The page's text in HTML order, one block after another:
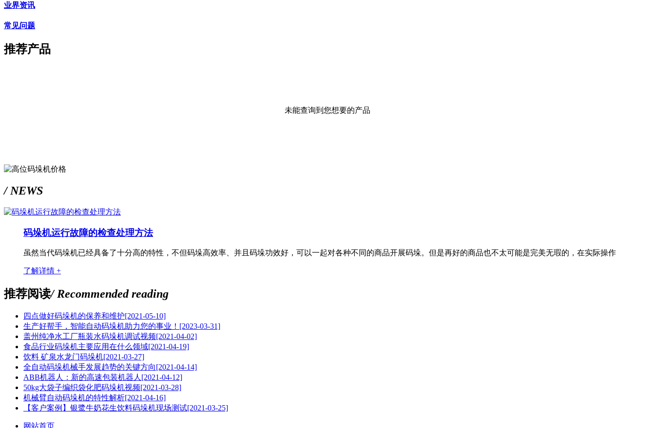
业界资讯
常见问题
推荐产品
未能查询到您想要的产品
/ NEWS
码垛机运行故障的检查处理方法
虽然当代码垛机已经具备了十分高的特性，不但码垛高效率、并且码垛功效好，可以一起对各种不同的商品开展码垛。但是再好的商品也不太可能是完美无瑕的，在实际操作
了解详情 +
推荐阅读/ Recommended reading
四点做好码垛机的保养和维护[2021-05-10]
生产好帮手，智能自动码垛机助力您的事业！ [2023-03-31]
盖州纯净水工厂瓶装水码垛机调试视频[2021-04-02]
食品行业码垛机主要应用在什么领域[2021-04-19]
饮料 矿泉水龙门码垛机[2021-03-27]
全自动码垛机械手发展趋势的关键方向[2021-04-14]
ABB机器人：新的高速包装机器人 [2021-04-12]
50kg大袋子编织袋化肥码垛机视频[2021-03-28]
机械臂自动码垛机的特性解析[2021-04-16]
【客户案例】银鹭牛奶花生饮料码垛机现场测试[2021-03-25]
网站首页